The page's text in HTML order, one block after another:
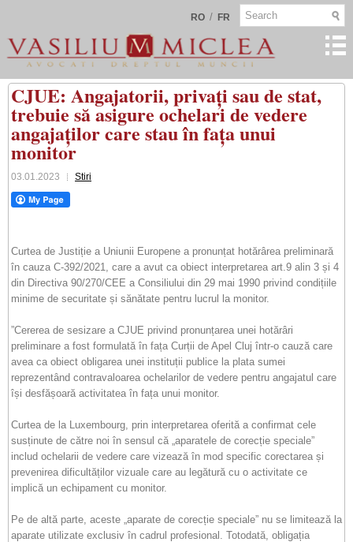
RO / FR
CJUE: Angajatorii, privați sau de stat,
trebuie să asigure ochelari de vedere
angajaților care stau în fața unui
monitor
03.01.2023 Stiri
Curtea de Justiție a Uniunii Europene a pronunțat hotărârea preliminară
în cauza C-392/2021, care a avut ca obiect interpretarea art.9 alin 3 și 4
din Directiva 90/270/CEE a Consiliului din 29 mai 1990 privind condițiile
minime de securitate și sănătate pentru lucrul la monitor.
”Cererea de sesizare a CJUE privind pronunțarea unei hotărâri
preliminare a fost formulată în fața Curții de Apel Cluj într-o cauză care
avea ca obiect obligarea unei instituții publice la plata sumei
reprezentând contravaloarea ochelarilor de vedere pentru angajatul care
își desfășoară activitatea în fața unui monitor.
Curtea de la Luxembourg, prin interpretarea oferită a confirmat cele
susținute de către noi în sensul că „aparatele de corecție speciale”
includ ochelarii de vedere care vizează în mod specific corectarea și
prevenirea dificultăților vizuale care au legătură cu o activitate ce
implică un echipament cu monitor.
Pe de altă parte, aceste „aparate de corecție speciale” nu se limitează la
aparate utilizate exclusiv în cadrul profesional. Totodată, obligația